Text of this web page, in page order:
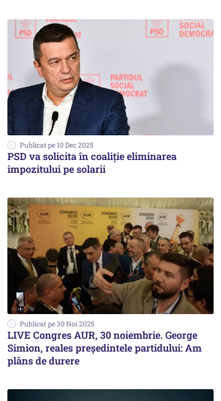
Publicat pe 10 Dec 2025
PSD va solicita în coaliţie eliminarea
impozitului pe solarii
Publicat pe 30 Noi 2025
LIVE Congres AUR, 30 noiembrie. George
Simion, reales președintele partidului: Am
plâns de durere